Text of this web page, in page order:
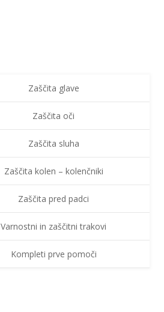
Zaščita glave
Zaščita oči
Zaščita sluha
Zaščita kolen – kolenčniki
Zaščita pred padci
Varnostni in zaščitni trakovi
Kompleti prve pomoči